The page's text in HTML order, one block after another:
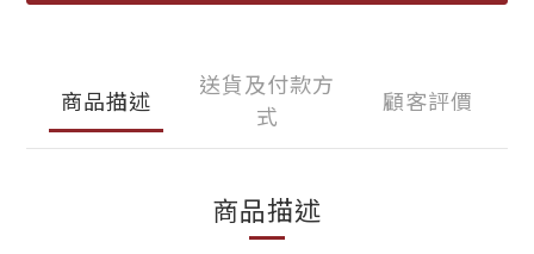
商品描述
送貨及付款方
式
顧客評價
商品描述